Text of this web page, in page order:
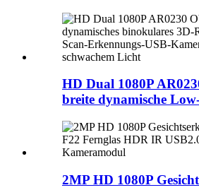
HD Dual 1080P
breite dynamische
2MP HD 1080P